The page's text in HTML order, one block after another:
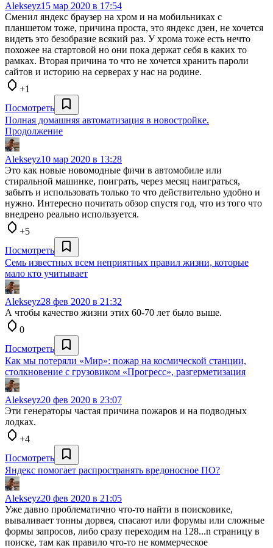
Alekseyz15 мар 2020 в 17:54
Сменил яндекс браузер на хром и на мобильниках с
планшетом тоже, причина проста, это яндекс дзен, не хочется
видеть это безобразие всякий раз. У хрома тоже есть нечто
похожее на стартовой но они пока держат себя в каких то
рамках. Вторая причина то что не хочется хранить пароли
сайтов и историю на серверах у нас на родине.
+1
Посмотреть
Полная домашняя автоматизация в новостройке.
Продолжение
Alekseyz10 мар 2020 в 13:28
Это как новые новомодные фичи в автомобиле или
стиральной машинке, поиграть, через месяц наиграться,
забыть и использовать только то что действительно удобно и
нужно. Интересно почитать обзор спустя год, что из того что
внедрено реально используется.
+5
Посмотреть
Семь известных всем неприятных правил жизни, которые
мало кто учитывает
Alekseyz28 фев 2020 в 21:32
А чтобы качество жизни этих 60-70 лет было выше.
0
Посмотреть
Как мы потеряли «Мир»: пожар на космической станции,
столкновение с грузовиком «Прогресс», разгерметизация
Alekseyz20 фев 2020 в 23:07
Эти генераторы частая причина пожаров и на подводных
лодках.
+4
Посмотреть
Яндекс помогает распространять вредоносное ПО?
Alekseyz20 фев 2020 в 21:05
Уже давно проблематично что-то найти в поисковике,
вываливает тонны дорвея, спасают или форумы или сложные
формы запросов, либо сразу переходим на 128...n страницу в
поиске, там как правило что-то не коммерческое